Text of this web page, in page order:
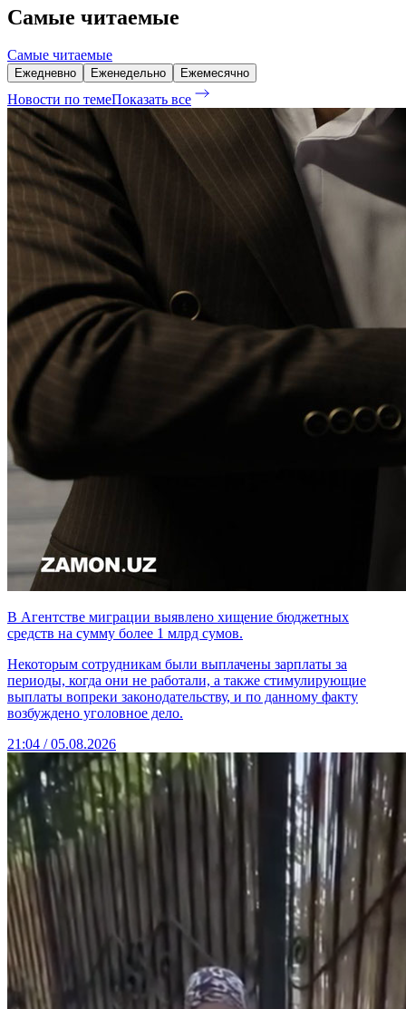
Самые читаемые
Самые читаемые
Ежедневно Еженедельно Ежемесячно
Новости по темеПоказать все
В Агентстве миграции выявлено хищение бюджетных
средств на сумму более 1 млрд сумов.
Некоторым сотрудникам были выплачены зарплаты за
периоды, когда они не работали, а также стимулирующие
выплаты вопреки законодательству, и по данному факту
возбуждено уголовное дело.
21:04 / 05.08.2026